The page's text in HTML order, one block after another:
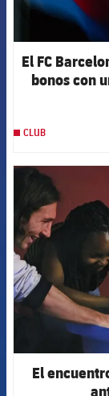
El FC
bonos con
CLUB
El